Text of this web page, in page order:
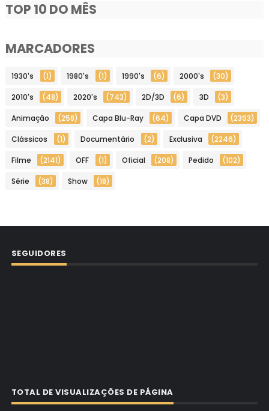
TOP 10 DO MÊS
MARCADORES
1930's (1) 1980's (1) 1990's (6) 2000's (30)
2010's (48) 2020's (743) 2D/3D (6) 3D (3)
Animação (258) Capa Blu-Ray (64) Capa DVD (2393)
Clássicos (1) Documentário (2) Exclusiva (2246)
Filme (2141) OFF (1) Oficial (208) Pedido (102)
Série (38) Show (18)
SEGUIDORES
TOTAL DE VISUALIZAÇÕES DE PÁGINA